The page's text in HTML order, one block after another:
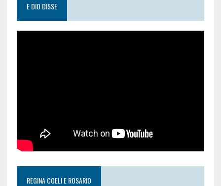
E DIO DISSE
REGINA COELI E ROSARIO